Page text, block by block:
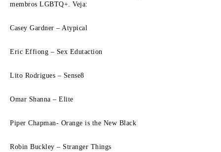
membros LGBTQ+. Veja:
Casey Gardner – Atypical
Eric Effiong – Sex Edutaction
Lito Rodrigues – Sense8
Omar Shanna – Elite
Piper Chapman- Orange is the New Black
Robin Buckley – Stranger Things